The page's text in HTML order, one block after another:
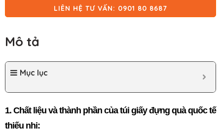
LIÊN HỆ TƯ VẤN: 0901 80 8687
Mô tả
Mục lục
1. Chất liệu và thành phần của túi giấy đựng quà quốc tế
thiếu nhi: